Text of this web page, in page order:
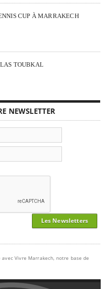
CUP À MARRAKECH
TOUBKAL
NEWSLETTER
Les Newsletters
Vivre Marrakech, notre base de